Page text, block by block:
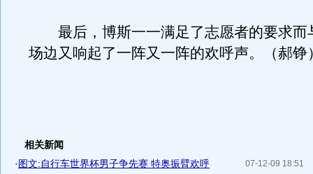
最后，博斯一一满足了志愿者的要求而
场边又响起了一阵又一阵的欢呼声。（郝铮
相关新闻
07-12-09 18:51
·图文:自行车世界杯男子争先赛 特奥振臂欢呼